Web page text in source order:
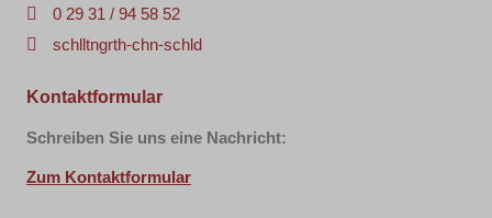
0 29 31 / 94 58 52
schlltngrth-chn-schld
Kontaktformular
Schreiben Sie uns eine Nachricht:
Zum Kontaktformular